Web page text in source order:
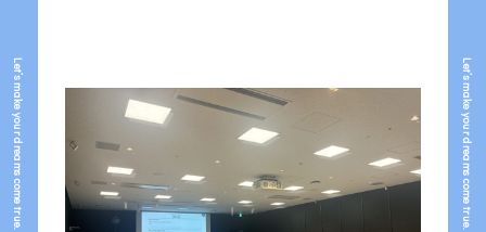
Let’s make your dreams come true.
Let’s make your dreams come true.